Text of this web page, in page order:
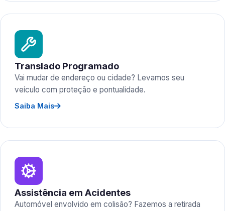
Translado Programado
Vai mudar de endereço ou cidade? Levamos seu
veículo com proteção e pontualidade.
Saiba Mais
Assistência em Acidentes
Automóvel envolvido em colisão? Fazemos a retirada